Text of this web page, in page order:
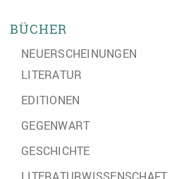
BÜCHER
NEUERSCHEINUNGEN
LITERATUR
EDITIONEN
GEGENWART
GESCHICHTE